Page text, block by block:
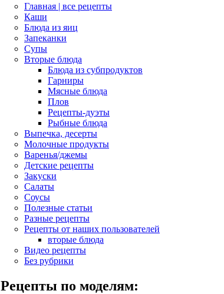
Главная | все рецепты
Каши
Блюда из яиц
Запеканки
Супы
Вторые блюда
Блюда из субпродуктов
Гарниры
Мясные блюда
Плов
Рецепты-дуэты
Рыбные блюда
Выпечка, десерты
Молочные продукты
Варенья/джемы
Детские рецепты
Закуски
Салаты
Соусы
Полезные статьи
Разные рецепты
Рецепты от наших пользователей
вторые блюда
Видео рецепты
Без рубрики
Рецепты по моделям: